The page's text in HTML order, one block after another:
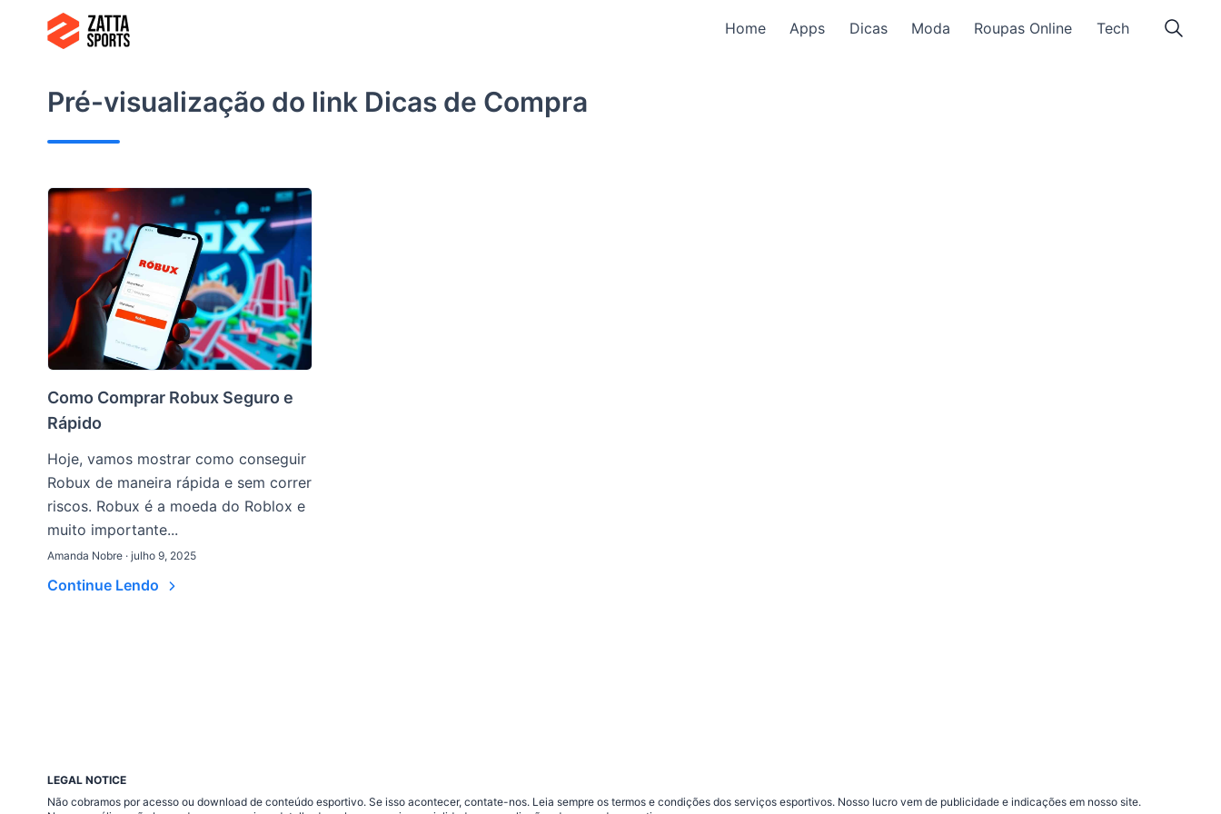
conteúdo
Home Apps Dicas Moda Roupas Online Tech
Pré-visualização do link Dicas de Compra
Como Comprar Robux Seguro e
Rápido
Hoje, vamos mostrar como conseguir
Robux de maneira rápida e sem correr
riscos. Robux é a moeda do Roblox e
muito importante...
Amanda Nobre · julho 9, 2025
Continue Lendo
LEGAL NOTICE
Não cobramos por acesso ou download de conteúdo esportivo. Se isso acontecer, contate-nos. Leia sempre os termos e condições dos serviços esportivos. Nosso lucro vem de publicidade e indicações em nosso site.